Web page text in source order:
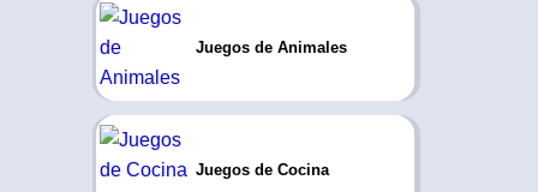
Juegos de Animales
Juegos de Cocina